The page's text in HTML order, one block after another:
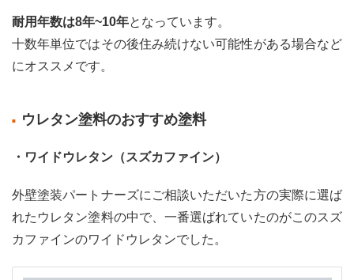
デメ
リッ
ト
性塗
料の
すめ
3.4
光触
料の
耐用年数は8年~10年となっています。
十数年単位ではその後住み続けない可能性がある場合など
にオススメです。
ウレタン塗料のおすすめ塗料
・ワイドウレタン（スズカファイン）
外壁塗装パートナーズにご相談いただいた方の実際に選ば
れたウレタン塗料の中で、一番選ばれていたのがこのスズ
カファインのワイドウレタンでした。